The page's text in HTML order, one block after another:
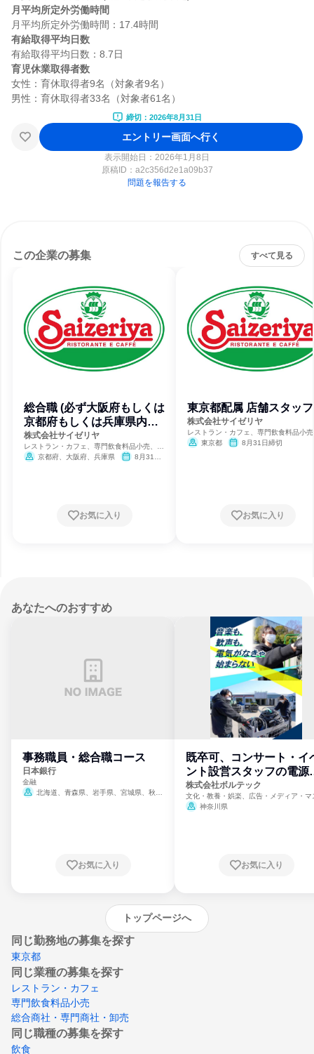
月平均所定外労働時間
有給取得平均日数
育児休業取得者数
女性：育休取得者9名（対象者9名）
締切：2026年8月31日
エントリー画面へ行く
表示開始日：2026年1月8日
原稿ID： a2c356d2e1a09b37
問題を報告する
この企業の募集 すべて見る
総合職 (必ず大阪府もしくは
京都府もしくは兵庫県内店
舗配属)
株式会社サイゼリヤ
レストラン・カフェ、専門飲食料品小売、総
合商社・専門商社・卸売
京都府、大阪府、兵庫県
8月31日
お気に入り
東京都配属 店舗スタッフ
株式会社サイゼリヤ
レストラン・カフェ、専門飲食料品小
合商社・専門商社・卸売
東京都 8月31日締切
お気に入り
あなたへのおすすめ
事務職員・総合職コース
日本銀行
金融
北海道、青森県、岩手県、宮城県、秋田
崎県、熊本県、大分県、宮崎県、鹿児島県、
お気に入り
既卒可、コンサート・イ
ント設営スタッフの電源
門
株式会社ボルテック
文化・教養・娯楽、広告・メディア・マ
ミ、電力・ガス・水道・エネルギー
神奈川県
お気に入り
トップページへ
同じ勤務地の募集を探す
東京都
同じ業種の募集を探す
レストラン・カフェ
専門飲食料品小売
総合商社・専門商社・卸売
同じ職種の募集を探す
飲食